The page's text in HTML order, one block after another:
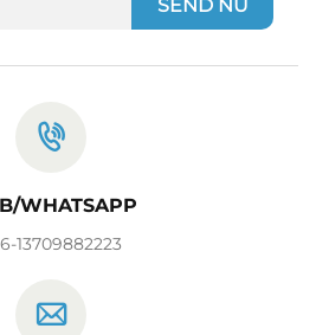
SEND NU
WHATSAPP
13709882223